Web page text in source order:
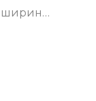
Консоль Американская Классика шириной 133 сантиметра в зеленом цвете